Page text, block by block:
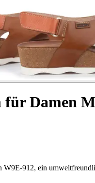
Damen
W9E-912, ein